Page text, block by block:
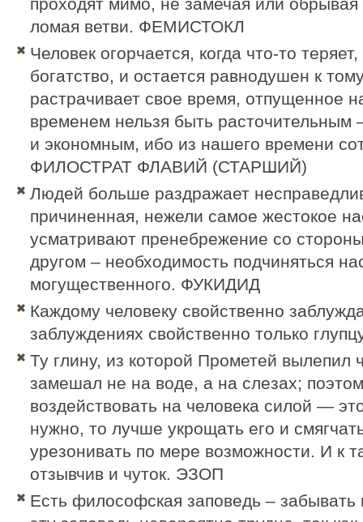
ломая ветви. ФЕМИСТОКЛ
Человек огорчается, когда что-то
богатство, и остается равнодушен к
растрачивает свое время, отпущенное
временем нельзя быть
и экономным, ибо из нашего времени
ФИЛОСТРАТ ФЛАВИЙ (СТАРШИЙ)
Людей больше раздражает
причиненная, нежели самое жестокое
усматривают пренебрежение со
другом – необходимость подчиняться
могущественного. ФУКИДИД
Каждому человеку свойственно
заблуждениях свойственно только
Ту глину, из которой Прометей вылепил
замешал не на воде, а на слезах;
воздействовать на человека силой —
нужно, то лучше укрощать его и
урезонивать по мере возможности. И к
отзывчив и чуток. ЭЗОП
Есть философская заповедь – забывать